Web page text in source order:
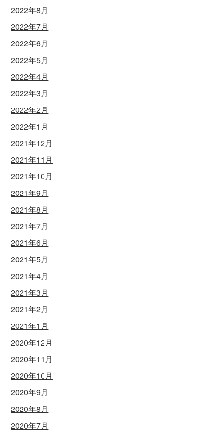
2022年8月
2022年7月
2022年6月
2022年5月
2022年4月
2022年3月
2022年2月
2022年1月
2021年12月
2021年11月
2021年10月
2021年9月
2021年8月
2021年7月
2021年6月
2021年5月
2021年4月
2021年3月
2021年2月
2021年1月
2020年12月
2020年11月
2020年10月
2020年9月
2020年8月
2020年7月